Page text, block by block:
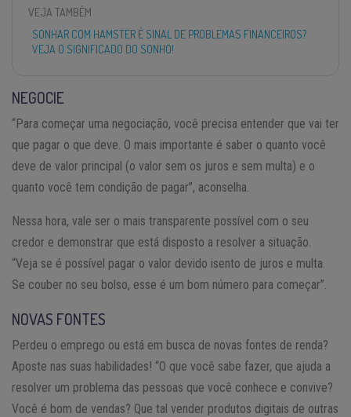
VEJA TAMBÉM
SONHAR COM HAMSTER É SINAL DE PROBLEMAS FINANCEIROS?
VEJA O SIGNIFICADO DO SONHO!
NEGOCIE
“Para começar uma negociação, você precisa entender que vai ter
que pagar o que deve. O mais importante é saber o quanto você
deve de valor principal (o valor sem os juros e sem multa) e o
quanto você tem condição de pagar”, aconselha.
Nessa hora, vale ser o mais transparente possível com o seu
credor e demonstrar que está disposto a resolver a situação.
“Veja se é possível pagar o valor devido isento de juros e multa.
Se couber no seu bolso, esse é um bom número para começar”.
NOVAS FONTES
Perdeu o emprego ou está em busca de novas fontes de renda?
Aposte nas suas habilidades! “O que você sabe fazer, que ajuda a
resolver um problema das pessoas que você conhece e convive?
Você é bom de vendas? Que tal vender produtos digitais de outras